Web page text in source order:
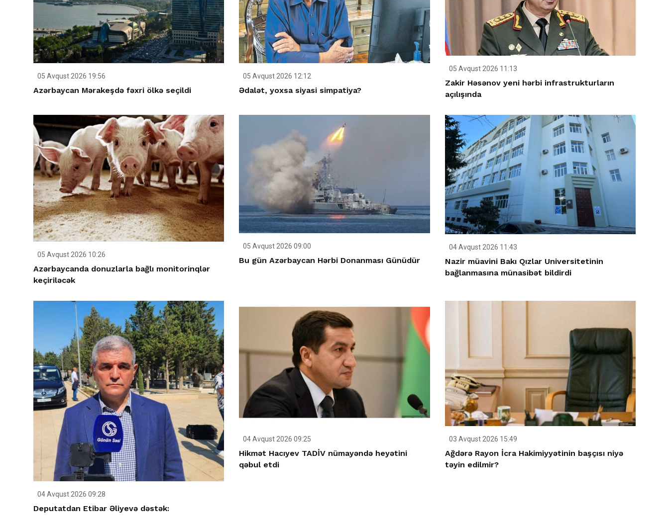
05 Avqust 2026 19:56
Azərbaycan Mərakeşdə fəxri ölkə seçildi
05 Avqust 2026 12:12
Ədalət, yoxsa siyasi simpatiya?
05 Avqust 2026 11:13
Zakir Həsənov yeni hərbi infrastrukturların
açılışında
05 Avqust 2026 10:26
Azərbaycanda donuzlarla bağlı monitorinqlər
keçiriləcək
05 Avqust 2026 09:00
Bu gün Azərbaycan Hərbi Donanması Günüdür
04 Avqust 2026 11:43
Nazir müavini Bakı Qızlar Universitetinin
bağlanmasına münasibət bildirdi
04 Avqust 2026 09:28
Deputatdan Etibar Əliyevə dəstək:
04 Avqust 2026 09:25
Hikmət Hacıyev TADİV nümayəndə heyətini
qəbul etdi
03 Avqust 2026 15:49
Ağdərə Rayon İcra Hakimiyyətinin başçısı niyə
təyin edilmir?